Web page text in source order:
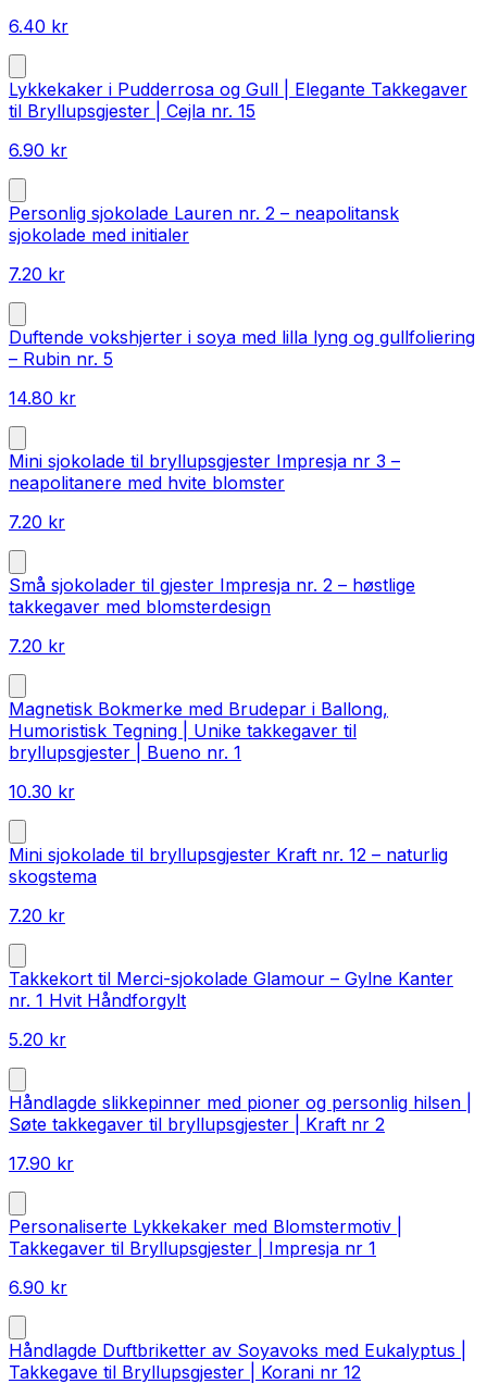
6.40 kr
Lykkekaker i Pudderrosa og Gull | Elegante Takkegaver
til Bryllupsgjester | Cejla nr. 15
6.90 kr
Personlig sjokolade Lauren nr. 2 – neapolitansk
sjokolade med initialer
7.20 kr
Duftende vokshjerter i soya med lilla lyng og gullfoliering
– Rubin nr. 5
14.80 kr
Mini sjokolade til bryllupsgjester Impresja nr 3 –
neapolitanere med hvite blomster
7.20 kr
Små sjokolader til gjester Impresja nr. 2 – høstlige
takkegaver med blomsterdesign
7.20 kr
Magnetisk Bokmerke med Brudepar i Ballong,
Humoristisk Tegning | Unike takkegaver til
bryllupsgjester | Bueno nr. 1
10.30 kr
Mini sjokolade til bryllupsgjester Kraft nr. 12 – naturlig
skogstema
7.20 kr
Takkekort til Merci-sjokolade Glamour – Gylne Kanter
nr. 1 Hvit Håndforgylt
5.20 kr
Håndlagde slikkepinner med pioner og personlig hilsen |
Søte takkegaver til bryllupsgjester | Kraft nr 2
17.90 kr
Personaliserte Lykkekaker med Blomstermotiv |
Takkegaver til Bryllupsgjester | Impresja nr 1
6.90 kr
Håndlagde Duftbriketter av Soyavoks med Eukalyptus |
Takkegave til Bryllupsgjester | Korani nr 12